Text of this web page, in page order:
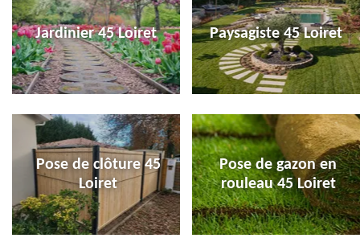
Jardinier 45 Loiret Paysagiste 45 Loiret
Pose de clôture 45
Loiret
Pose de gazon en
rouleau 45 Loiret